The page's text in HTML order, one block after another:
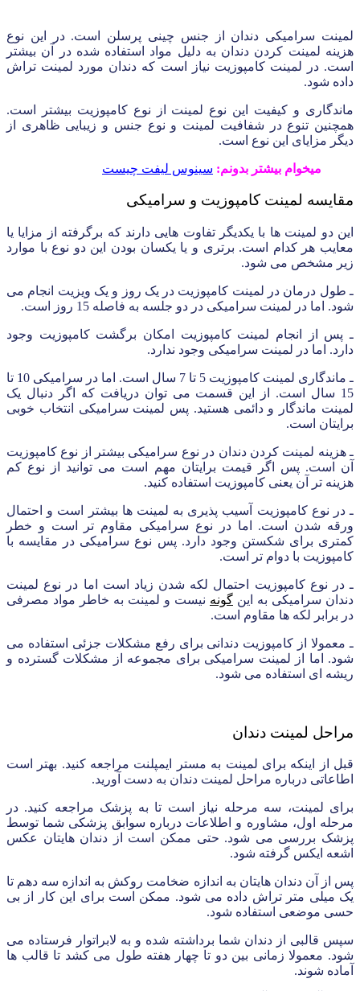
لمینت سرامیکی دندان از جنس چینی پرسلن است. در این نوع
هزینه لمینت کردن دندان به دلیل مواد استفاده شده در آن بیشتر
است. در لمینت کامپوزیت نیاز است که دندان مورد لمینت تراش
داده شود.
ماندگاری و کیفیت این نوع لمینت از نوع کامپوزیت بیشتر است.
همچنین تنوع در شفافیت لمینت و نوع جنس و زیبایی ظاهری از
دیگر مزایای این نوع است.
میخوام بیشتر بدونم: سینوس لیفت چیست
مقایسه لمینت کامپوزیت و سرامیکی
این دو لمینت ها با یکدیگر تفاوت هایی دارند که برگرفته از مزایا یا
معایب هر کدام است. برتری و یا یکسان بودن این دو نوع با موارد
زیر مشخص می شود.
ـ طول درمان در لمینت کامپوزیت در یک روز و یک ویزیت انجام می
شود. اما در لمینت سرامیکی در دو جلسه به فاصله 15 روز است.
ـ پس از انجام لمینت کامپوزیت امکان برگشت کامپوزیت وجود
دارد. اما در لمینت سرامیکی وجود ندارد.
ـ ماندگاری لمینت کامپوزیت 5 تا 7 سال است. اما در سرامیکی 10 تا
15 سال است. از این قسمت می توان دریافت که اگر دنبال یک
لمینت ماندگار و دائمی هستید. پس لمینت سرامیکی انتخاب خوبی
برایتان است.
ـ هزینه لمینت کردن دندان در نوع سرامیکی بیشتر از نوع کامپوزیت
آن است. پس اگر قیمت برایتان مهم است می توانید از نوع کم
هزینه تر آن یعنی کامپوزیت استفاده کنید.
ـ در نوع کامپوزیت آسیب پذیری به لمینت ها بیشتر است و احتمال
ورقه شدن است. اما در نوع سرامیکی مقاوم تر است و خطر
کمتری برای شکستن وجود دارد. پس نوع سرامیکی در مقایسه با
کامپوزیت با دوام تر است.
ـ در نوع کامپوزیت احتمال لکه شدن زیاد است اما در نوع لمینت
دندان سرامیکی به این گونه نیست و لمینت به خاطر مواد مصرفی
در برابر لکه ها مقاوم است.
ـ معمولا از کامپوزیت دندانی برای رفع مشکلات جزئی استفاده می
شود. اما از لمینت سرامیکی برای مجموعه از مشکلات گسترده و
ریشه ای استفاده می شود.
مراحل لمینت دندان
قبل از اینکه برای لمینت به مستر ایمپلنت مراجعه کنید. بهتر است
اطاعاتی درباره مراحل لمینت دندان به دست آورید.
برای لمینت، سه مرحله نیاز است تا به پزشک مراجعه کنید. در
مرحله اول، مشاوره و اطلاعات درباره سوابق پزشکی شما توسط
پزشک بررسی می شود. حتی ممکن است از دندان هایتان عکس
اشعه ایکس گرفته شود.
پس از آن دندان هایتان به اندازه ضخامت روکش به اندازه سه دهم تا
یک میلی متر تراش داده می شود. ممکن است برای این کار از بی
حسی موضعی استفاده شود.
سپس قالبی از دندان شما برداشته شده و به لابراتوار فرستاده می
شود. معمولا زمانی بین دو تا چهار هفته طول می کشد تا قالب ها
آماده شوند.